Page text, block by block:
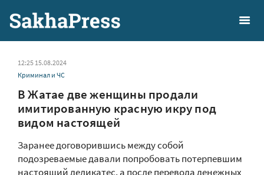
12:25 15.08.2024
Криминал и ЧС
В Жатае две женщины продали
имитированную красную икру под
видом настоящей
Заранее договорившись между собой
подозреваемые давали попробовать потерпевшим
настоящий деликатес, а после перевода денежных